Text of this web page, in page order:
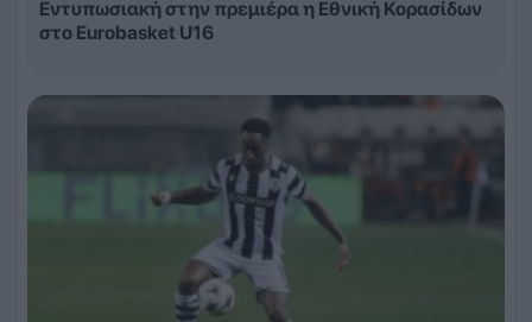
Εντυπωσιακή στην πρεμιέρα η Εθνική Κορασίδων
στο Eurobasket U16